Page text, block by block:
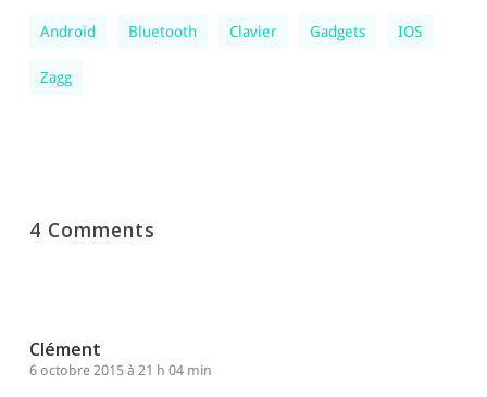
Android Bluetooth Clavier Gadgets IOS
Zagg
4 Comments
Clément
6 octobre 2015 à 21 h 04 min